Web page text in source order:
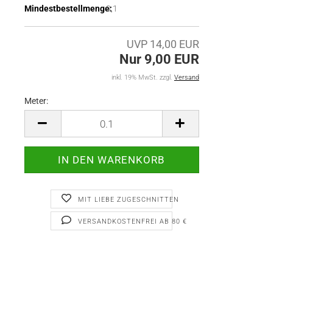
Mindestbestellmenge:0,1
UVP 14,00 EUR
Nur 9,00 EUR
inkl. 19% MwSt. zzgl. Versand
Meter:
Meter
MIT LIEBE ZUGESCHNITTEN
VERSANDKOSTENFREI AB 80 €